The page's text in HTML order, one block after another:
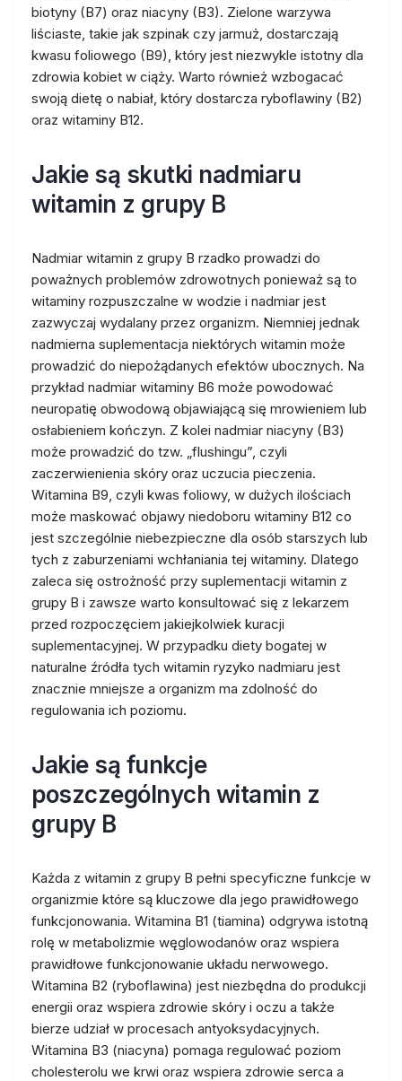
biotyny (B7) oraz niacyny (B3). Zielone warzywa
liściaste, takie jak szpinak czy jarmuż, dostarczają
kwasu foliowego (B9), który jest niezwykle istotny dla
zdrowia kobiet w ciąży. Warto również wzbogacać
swoją dietę o nabiał, który dostarcza ryboflawiny (B2)
oraz witaminy B12.
Jakie są skutki nadmiaru
witamin z grupy B
Nadmiar witamin z grupy B rzadko prowadzi do
poważnych problemów zdrowotnych ponieważ są to
witaminy rozpuszczalne w wodzie i nadmiar jest
zazwyczaj wydalany przez organizm. Niemniej jednak
nadmierna suplementacja niektórych witamin może
prowadzić do niepożądanych efektów ubocznych. Na
przykład nadmiar witaminy B6 może powodować
neuropatię obwodową objawiającą się mrowieniem lub
osłabieniem kończyn. Z kolei nadmiar niacyny (B3)
może prowadzić do tzw. „flushingu”, czyli
zaczerwienienia skóry oraz uczucia pieczenia.
Witamina B9, czyli kwas foliowy, w dużych ilościach
może maskować objawy niedoboru witaminy B12 co
jest szczególnie niebezpieczne dla osób starszych lub
tych z zaburzeniami wchłaniania tej witaminy. Dlatego
zaleca się ostrożność przy suplementacji witamin z
grupy B i zawsze warto konsultować się z lekarzem
przed rozpoczęciem jakiejkolwiek kuracji
suplementacyjnej. W przypadku diety bogatej w
naturalne źródła tych witamin ryzyko nadmiaru jest
znacznie mniejsze a organizm ma zdolność do
regulowania ich poziomu.
Jakie są funkcje
poszczególnych witamin z
grupy B
Każda z witamin z grupy B pełni specyficzne funkcje w
organizmie które są kluczowe dla jego prawidłowego
funkcjonowania. Witamina B1 (tiamina) odgrywa istotną
rolę w metabolizmie węglowodanów oraz wspiera
prawidłowe funkcjonowanie układu nerwowego.
Witamina B2 (ryboflawina) jest niezbędna do produkcji
energii oraz wspiera zdrowie skóry i oczu a także
bierze udział w procesach antyoksydacyjnych.
Witamina B3 (niacyna) pomaga regulować poziom
cholesterolu we krwi oraz wspiera zdrowie serca a